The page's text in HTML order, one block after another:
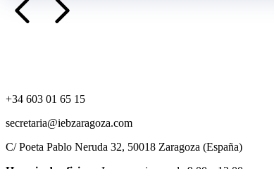
+34 603 01 65 15
secretaria@iebzaragoza.com
C/ Poeta Pablo Neruda 32, 50018 Zaragoza (España)